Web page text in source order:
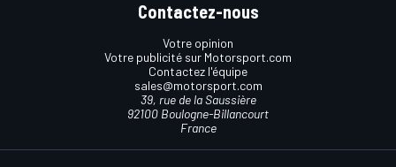
Contactez-nous
Votre opinion
Votre publicité sur Motorsport.com
Contactez l'équipe
sales@motorsport.com
39, rue de la Saussière
92100 Boulogne-Billancourt
France